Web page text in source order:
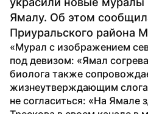
Ямалу. Об этом
Приуральского района
«Мурал с изображением
под девизом: «Ямал
биолога также
жизнеутверждающим
не согласиться: «На Ямале